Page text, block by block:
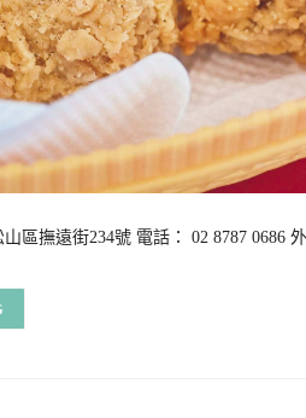
區撫遠街234號 電話： 02 8787 0686